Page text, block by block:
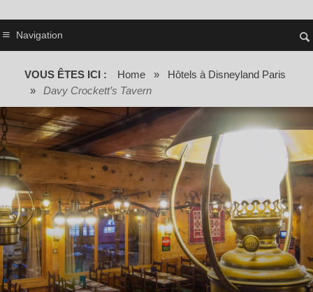
Navigation
VOUS ÊTES ICI : Home »
Hôtels à Disneyland Paris
»
Davy Crockett’s Tavern